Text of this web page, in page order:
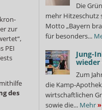
zur
PEI
des
Die
mehr Hitzeschutz
Motto „Bayern
für besonders...
Jung-
wieder
Zum
die Kamp-
wirtschaftlichen
sowie die... Mehr»